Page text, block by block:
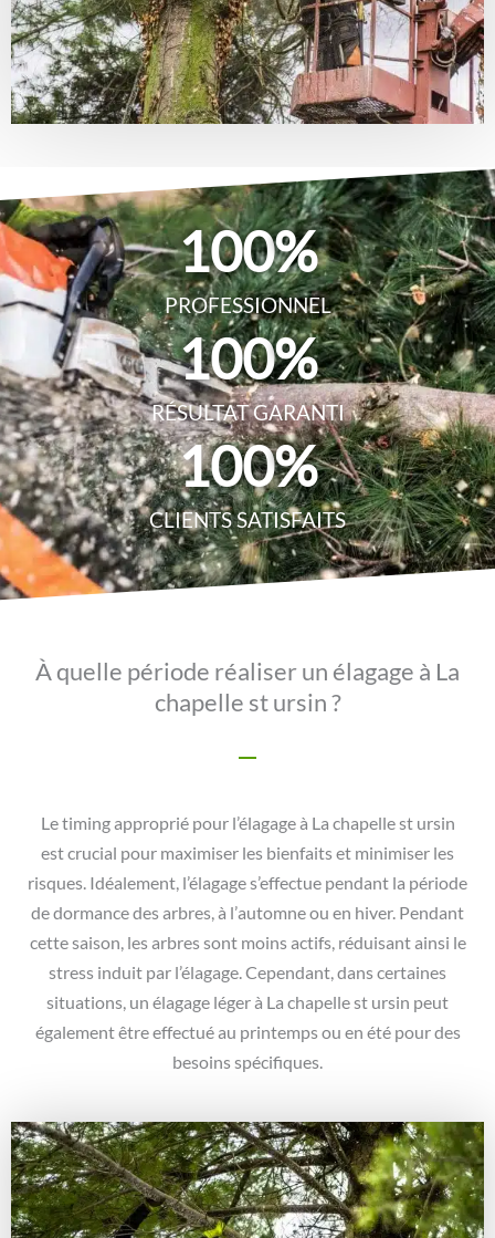
PROFESSIONNEL
100%
RÉSULTAT GARANTI
100%
CLIENTS SATISFAITS
100%
À quelle période réaliser un élagage à La
chapelle st ursin ?
Le timing approprié pour l’élagage à La chapelle st ursin
est crucial pour maximiser les bienfaits et minimiser les
risques. Idéalement, l’élagage s’effectue pendant la période
de dormance des arbres, à l’automne ou en hiver. Pendant
cette saison, les arbres sont moins actifs, réduisant ainsi le
stress induit par l’élagage. Cependant, dans certaines
situations, un élagage léger à La chapelle st ursin peut
également être effectué au printemps ou en été pour des
besoins spécifiques.